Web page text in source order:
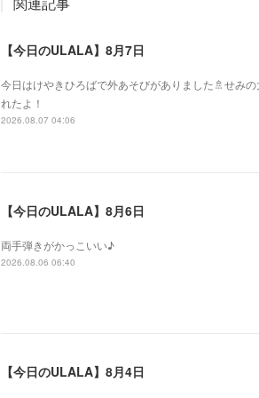
【今日のULALA】8月7日
今日はけやきひろばで外あそびがありました🚿せみ
れたよ！
2026.08.07 04:06
【今日のULALA】8月6日
両手弾きがかっこいい♪
2026.08.06 06:40
【今日のULALA】8月4日